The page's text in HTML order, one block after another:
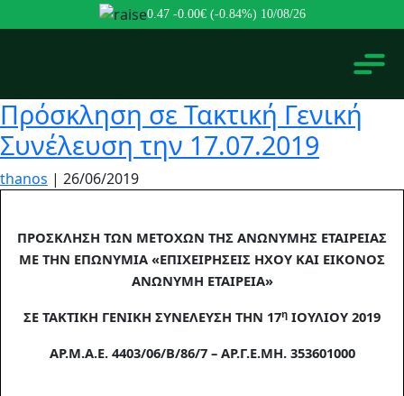
0.47 -0.00€ (-0.84%) 10/08/26
Πρόσκληση σε Τακτική Γενική
Συνέλευση την 17.07.2019
thanos | 26/06/2019
ΠΡΟΣΚΛΗΣΗ ΤΩΝ ΜΕΤΟΧΩΝ ΤΗΣ ΑΝΩΝΥΜΗΣ ΕΤΑΙΡΕΙΑΣ
ΜΕ ΤΗΝ ΕΠΩΝΥΜΙΑ «ΕΠΙΧΕΙΡΗΣΕΙΣ ΗΧΟΥ ΚΑΙ ΕΙΚΟΝΟΣ
ΑΝΩΝΥΜΗ ΕΤΑΙΡΕΙΑ»
ΣΕ ΤΑΚΤΙΚΗ ΓΕΝΙΚΗ ΣΥΝΕΛΕΥΣΗ ΤΗΝ 17η ΙΟΥΛΙΟΥ 2019
ΑΡ.Μ.Α.Ε. 4403/06/Β/86/7– ΑΡ.Γ.Ε.ΜΗ. 353601000